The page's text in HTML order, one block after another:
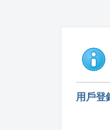
用戶登